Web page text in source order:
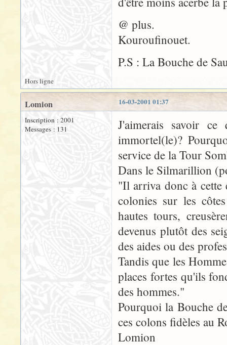
@ plus.
Kouroufinouet.
P.S : La Bouche de
Hors ligne
16-03-2001 01:37
Lomion
Inscription : 2001
Messages : 131
J'aimerais savoir
immortel(le)?
service de la Tour
Dans le Silmarillion
"Il arriva donc à cette
colonies sur les
hautes tours,
devenus plutôt des
des aides ou des
Tandis que les
places fortes qu'ils
des hommes."
Pourquoi la Bouche
ces colons fidèles au
Lomion